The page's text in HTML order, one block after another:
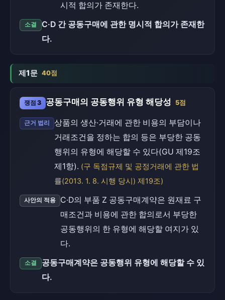
시적 합의가 존재한다.
소결
C·D 간 공동구매에 관한 명시적 합의가 존재한
다.
제1문 40점
쟁점 3 공동구매의 공동행위 유형 해당성 5점
근거 법리
상품의 생산·거래에 관한 비용의 부담이나
거래조건을 정하는 합의 등은 부당한 공동
행위의 유형에 해당할 수 있다(GU 제19조
제1항). (구 독점규제 및 공정거래에 관한 법
률(2013. 1. 8. 시행 당시) 제19조)
사안의 적용
C·D의 부품 Z 공동구매계약은 원재료 구
매조건과 비용에 관한 합의로서 부당한
공동행위의 한 유형에 해당할 여지가 있
다.
소결
공동구매계약은 공동행위 유형에 해당할 수 있
다.